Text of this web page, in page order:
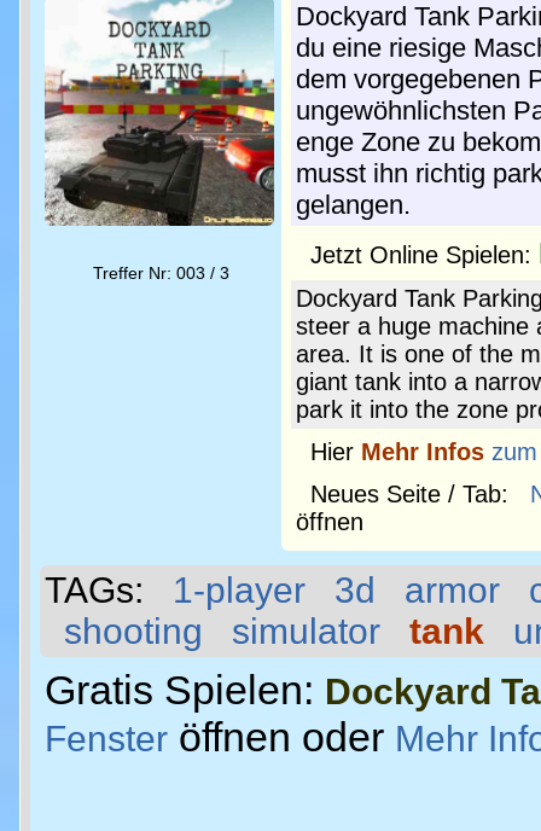
Treffer Nr: 003 / 3
Dockyard Tank
du eine riesige
dem vorgegebenen
ungewöhnlichsten
enge Zone zu
musst ihn richtig
gelangen.
Jetzt Online Spielen:
Dockyard Tank
steer a huge machine
area. It is one of the
giant tank into a
park it into the zone
Hier Mehr Infos
Neues Seite / Tab:
öffnen
TAGs: 1-player 3d armor
shooting
simulator tank
Gratis Spielen: Dockyard
Fenster öffnen oder Mehr